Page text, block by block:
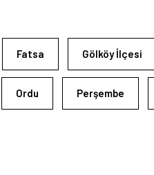
Fatsa Gölköy İlçesi
Ordu Perşembe